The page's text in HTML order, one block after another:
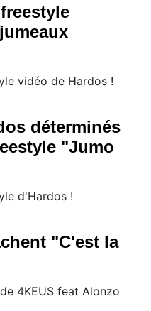
vidéo de Hardos !
déterminés
"Jumo
d'Hardos !
"C'est la
4KEUS feat Alonzo